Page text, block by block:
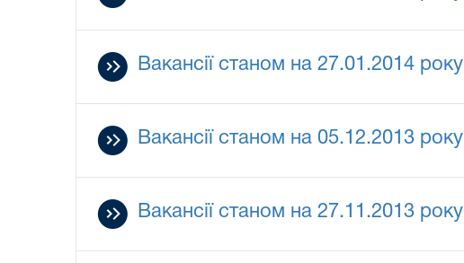
Вакансії станом на 27.01.2014 року
Вакансії станом на 05.12.2013 року
Вакансії станом на 27.11.2013 року